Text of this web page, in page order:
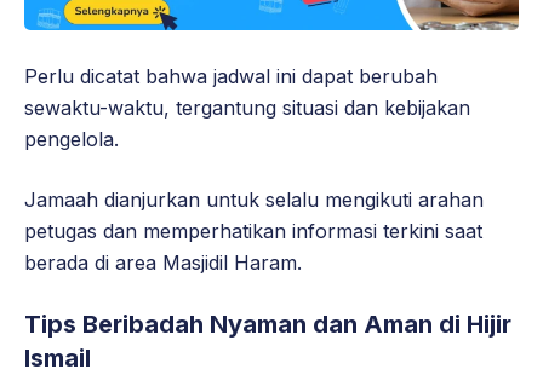
Perlu dicatat bahwa jadwal ini dapat berubah
sewaktu-waktu, tergantung situasi dan kebijakan
pengelola.
Jamaah dianjurkan untuk selalu mengikuti arahan
petugas dan memperhatikan informasi terkini saat
berada di area Masjidil Haram.
Tips Beribadah Nyaman dan Aman di Hijir
Ismail